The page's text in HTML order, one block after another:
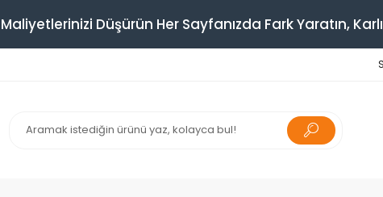
Düşürün Her Sayfanızda Fark Yaratın,